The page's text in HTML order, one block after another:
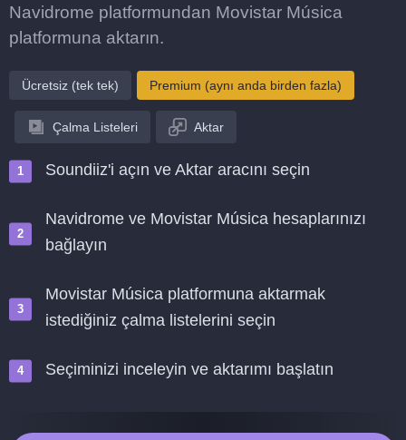
Navidrome platformundan Movistar Música
platformuna aktarın.
Ücretsiz (tek tek) Premium (aynı anda birden fazla)
Çalma Listeleri Aktar
Soundiiz'i açın ve Aktar aracını seçin
Navidrome ve Movistar Música hesaplarınızı
bağlayın
Movistar Música platformuna aktarmak
istediğiniz çalma listelerini seçin
Seçiminizi inceleyin ve aktarımı başlatın